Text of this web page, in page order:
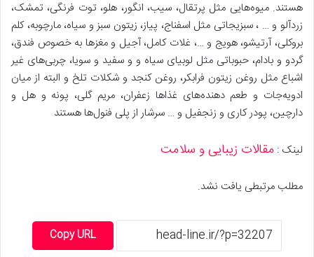
هستند. میوه‌هایی مثل پرتقال، سیب، انگور، هلو، توت فرنگی، تمشک،
زردآلو و … ، سبزیجاتی مثل اسفناج، پیاز، زیتون سبز و سیاه، مارچوبه، کلم
بروکلی، آرتیشو، هویج و …، غلات کامل، آجیل و مغزها به خصوص فندق،
گردو و بادام، حبوباتی مثل لوبیای سیاه و و سفید و سویا، چربی‌های غیر
اشباع مثل روغن زیتون فرابکر، روغن کنجد و شکلات تلخ و البته از میان
ادویه‌جات و طعم دهنده‌های غذاها زعفران، مریم گلی، پونه و هل و
دارچین، پودر کاری و زنجفیل و … سرشار از پلی فنول‌ها هستند
لینک : مقالات زیبایی و سلامت
مطلب مرتبطی یافت نشد.
Copy URL